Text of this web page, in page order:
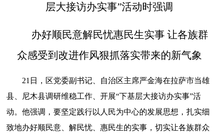
层大接访办实事”活动时强调
办好顺民意解民忧惠民生实事 让各族群
众感受到改进作风狠抓落实带来的新气象
21日，区党委副书记、自治区主席严金海在拉萨市当雄
县、尼木县调研维稳工作、开展“下基层大接访办实事”活
动。他强调，要坚定践行以人民为中心的发展思想，扎实细
致地办好顺民意、解民忧、惠民生的实事，切实让各族群众